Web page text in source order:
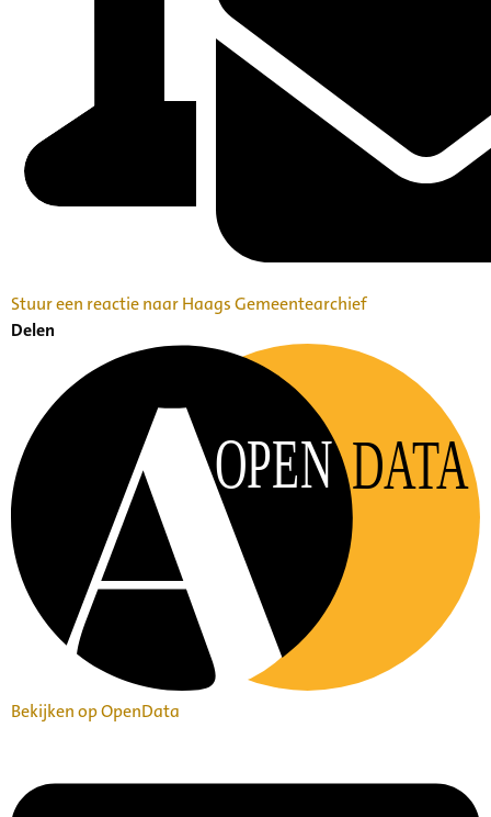
Stuur een reactie naar Haags Gemeentearchief
Delen
OPEN DATA
Bekijken op OpenData